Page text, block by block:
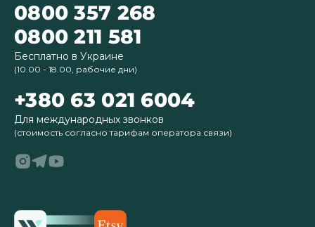
0800 357 268
0800 211 581
Бесплатно в Украине
(10.00 - 18.00, рабочие дни)
+380 63 021 6004
Для международных звонков
(стоимость согласно тарифам оператора связи)